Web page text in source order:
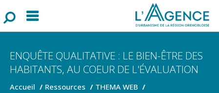
Menu
ENQUÊTE QUALITATIVE : LE BIEN-ÊTRE DES
HABITANTS, AU COEUR DE L'ÉVALUATION
Accueil Ressources
THEMA WEB